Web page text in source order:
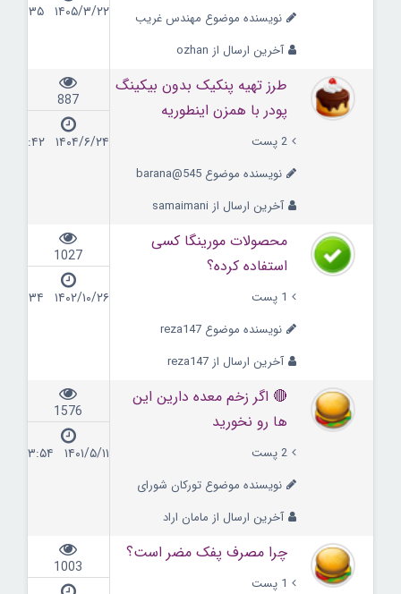
نویسنده موضوع مهندس غریب
آخرین ارسال از ozhan
۱۴۰۵/۳/۲۲ ۱۵:۳۵
طرز تهیه پنکیک بدون بیکینگ
پودر با همزن اینطوریه
2 پست
نویسنده موضوع barana@545
آخرین ارسال از samaimani
887
۱۴۰۴/۶/۲۴ ۱۳:۴۲
محصولات مورینگا کسی
استفاده کرده؟
1 پست
نویسنده موضوع reza147
آخرین ارسال از reza147
1027
۱۴۰۲/۱۰/۲۶ ۱۵:۳۴
🔴 اگر زخم‌ معده دارین این
ها رو نخورید
2 پست
نویسنده موضوع تورکان شورای
آخرین ارسال از مامان اراد
1576
۱۴۰۱/۵/۱۱ ۱۳:۵۴
چرا مصرف پفک مضر است؟
1 پست
1003